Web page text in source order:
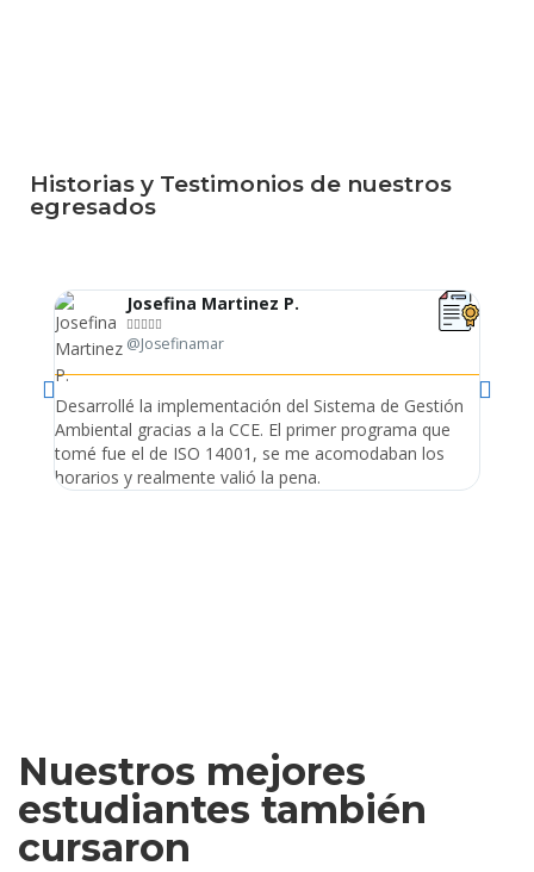
Historias y Testimonios de nuestros
egresados
Josefina Martinez P.

@Josefinamar
Desarrollé la implementación del Sistema de Gestión
Ambiental gracias a la CCE. El primer programa que
tomé fue el de ISO 14001, se me acomodaban los
horarios y realmente valió la pena.
Lleve
Nuestros mejores
estudiantes también
cursaron